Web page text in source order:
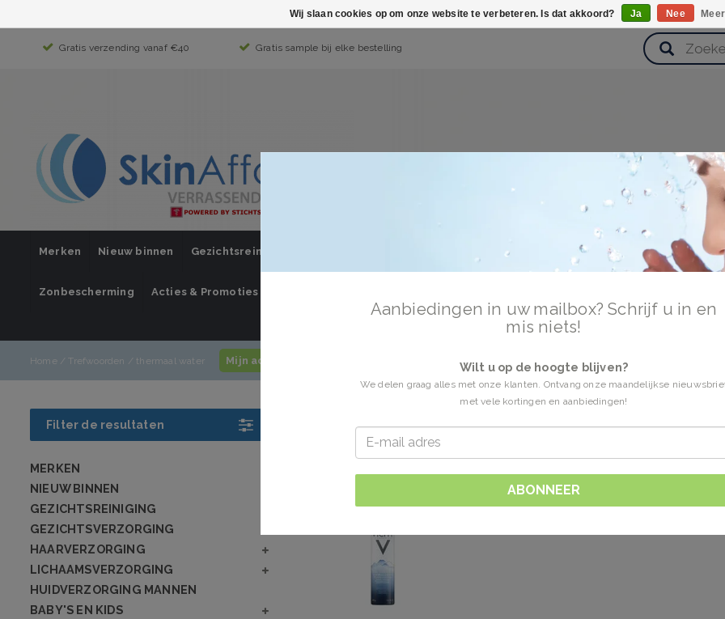
Gratis verzending vanaf €40 Gratis sample bij elke bestelling
Merken Nieuw binnen Gezichtsreiniging Haarverzorging Lichaamsverzorging
Zonbescherming Acties & Promoties
Home/Trefwoorden / thermaal water Mijn account / inloggen
Filter de resultaten
MERKEN
NIEUW BINNEN
GEZICHTSREINIGING
GEZICHTSVERZORGING
HAARVERZORGING
LICHAAMSVERZORGING
HUIDVERZORGING MANNEN
BABY'S EN KIDS
Aanbiedingen in uw mailbox? Schrijf u in en
mis niets!
Wilt u op de hoogte blijven?
We delen graag alles met onze klanten. Ontvang onze maandelijkse
met vele kortingen en aanbiedingen!
ABONNEER
Wij slaan cookies op om onze website te verbeteren. Is dat akkoord? Ja Nee